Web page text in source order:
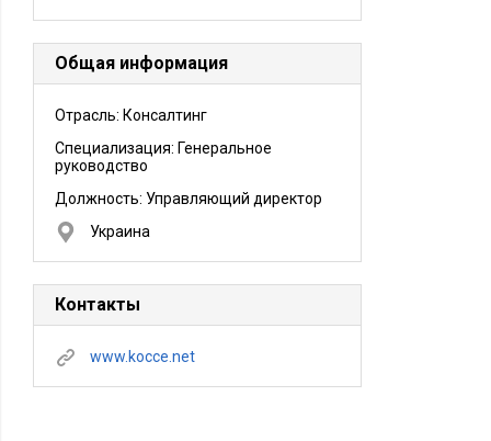
Общая информация
Отрасль: Консалтинг
Специализация: Генеральное
руководство
Должность: Управляющий директор
Украина
Контакты
www.kocce.net